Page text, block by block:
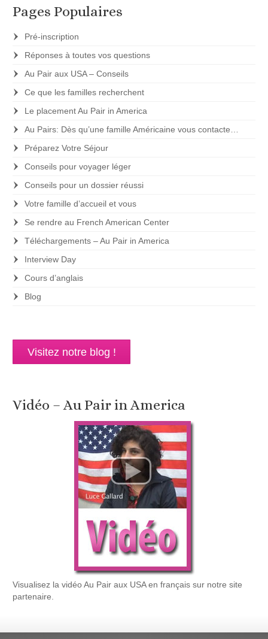
Pages Populaires
Pré-inscription
Réponses à toutes vos questions
Au Pair aux USA – Conseils
Ce que les familles recherchent
Le placement Au Pair in America
Au Pairs: Dès qu’une famille Américaine vous contacte…
Préparez Votre Séjour
Conseils pour voyager léger
Conseils pour un dossier réussi
Votre famille d’accueil et vous
Se rendre au French American Center
Téléchargements – Au Pair in America
Interview Day
Cours d’anglais
Blog
Visitez notre blog !
Vidéo – Au Pair in America
Visualisez la vidéo Au Pair aux USA en français sur notre site
partenaire.